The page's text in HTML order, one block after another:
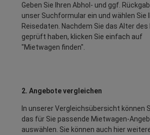
Geben Sie Ihren Abhol- und ggf.
unser Suchformular ein und wählen Sie
Reisedaten. Nachdem Sie das Alter des
geprüft haben, klicken Sie einfach auf
"Mietwagen finden".
2. Angebote vergleichen
In unserer Vergleichsübersicht können
das für Sie passende Mietwagen-
auswählen. Sie können auch hier